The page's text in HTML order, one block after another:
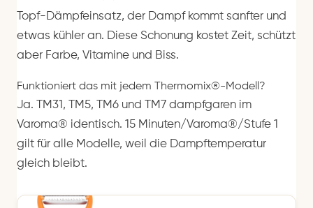
Topf-Dämpfeinsatz, der Dampf kommt sanfter und
etwas kühler an. Diese Schonung kostet Zeit, schützt
aber Farbe, Vitamine und Biss.
Funktioniert das mit jedem Thermomix®-Modell?
Ja. TM31, TM5, TM6 und TM7 dampfgaren im
Varoma® identisch. 15 Minuten/Varoma®/Stufe 1
gilt für alle Modelle, weil die Dampftemperatur
gleich bleibt.